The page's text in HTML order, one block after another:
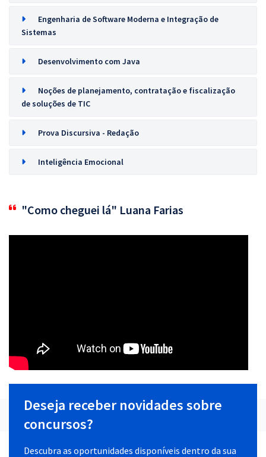
Engenharia de Software Moderna e Integração de
Sistemas
Desenvolvimento com Java
Noções de planejamento, contratação e fiscalização
de soluções de TIC
Prova Discursiva - Redação
Inteligência Emocional
"Como cheguei lá" Luana Farias
Deseja receber novidades sobre
concursos?
Descubra as oportunidades disponíveis dentro da sua